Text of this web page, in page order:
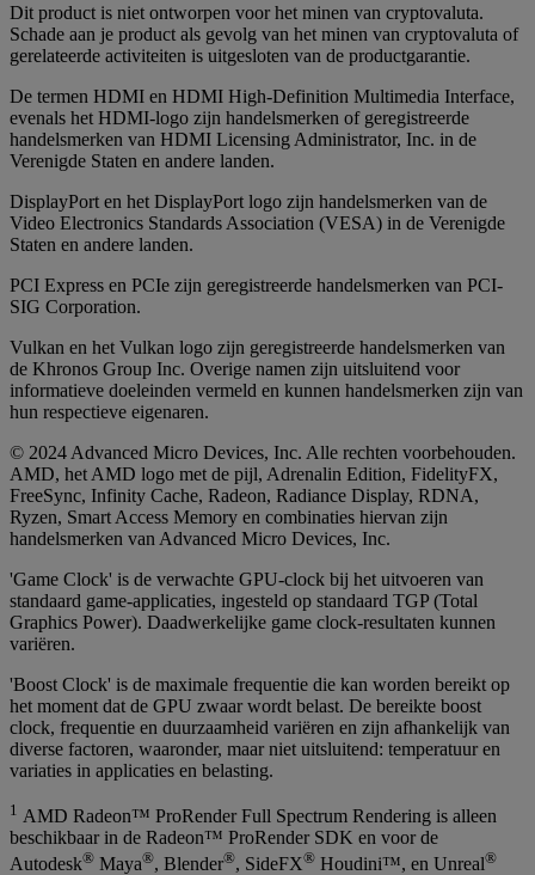
Dit product is niet ontworpen voor het minen van cryptovaluta.
Schade aan je product als gevolg van het minen van cryptovaluta of
gerelateerde activiteiten is uitgesloten van de productgarantie.
De termen HDMI en HDMI High-Definition Multimedia Interface,
evenals het HDMI-logo zijn handelsmerken of geregistreerde
handelsmerken van HDMI Licensing Administrator, Inc. in de
Verenigde Staten en andere landen.
DisplayPort en het DisplayPort logo zijn handelsmerken van de
Video Electronics Standards Association (VESA) in de Verenigde
Staten en andere landen.
PCI Express en PCIe zijn geregistreerde handelsmerken van PCI-
SIG Corporation.
Vulkan en het Vulkan logo zijn geregistreerde handelsmerken van
de Khronos Group Inc. Overige namen zijn uitsluitend voor
informatieve doeleinden vermeld en kunnen handelsmerken zijn van
hun respectieve eigenaren.
© 2024 Advanced Micro Devices, Inc. Alle rechten voorbehouden.
AMD, het AMD logo met de pijl, Adrenalin Edition, FidelityFX,
FreeSync, Infinity Cache, Radeon, Radiance Display, RDNA,
Ryzen, Smart Access Memory en combinaties hiervan zijn
handelsmerken van Advanced Micro Devices, Inc.
'Game Clock' is de verwachte GPU-clock bij het uitvoeren van
standaard game-applicaties, ingesteld op standaard TGP (Total
Graphics Power). Daadwerkelijke game clock-resultaten kunnen
variëren.
'Boost Clock' is de maximale frequentie die kan worden bereikt op
het moment dat de GPU zwaar wordt belast. De bereikte boost
clock, frequentie en duurzaamheid variëren en zijn afhankelijk van
diverse factoren, waaronder, maar niet uitsluitend: temperatuur en
variaties in applicaties en belasting.
1 AMD Radeon™ ProRender Full Spectrum Rendering is alleen
beschikbaar in de Radeon™ ProRender SDK en voor de
Autodesk® Maya®, Blender®, SideFX® Houdini™, en Unreal®